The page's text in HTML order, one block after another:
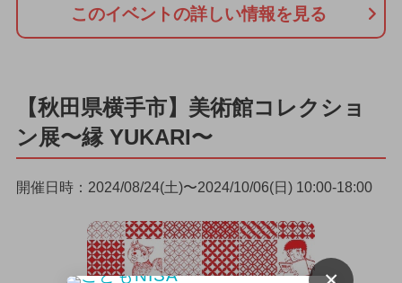
このイベントの詳しい情報を見る
【秋田県横手市】美術館コレクショ
ン展〜縁 YUKARI〜
開催日時：2024/08/24(土)〜2024/10/06(日) 10:00-18:00